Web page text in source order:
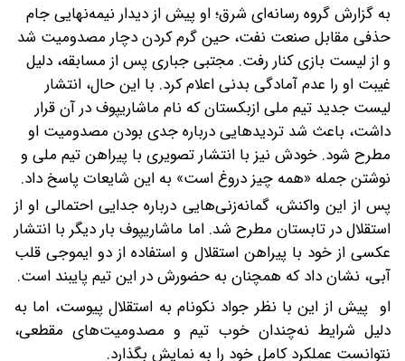
به گزارش گروه رسانه‌ای شرق؛ او پیش از دیدار نیمه‌نهایی جام
حذفی مقابل صنعت نفت، حین گرم کردن دچار مصدومیت شد
و از لیست بازی کنار رفت. مجتبی جباری پس از مسابقه، دلیل
غیبت او را عدم آمادگی بدنی اعلام کرد. با این حال، انتشار
لیست جدید تیم ملی ازبکستان که نام ماشاریپوف در آن قرار
داشت، باعث شد تردیدهایی درباره جدی بودن مصدومیت او
مطرح شود. خودش نیز با انتشار تصویری با پیراهن تیم ملی و
نوشتن جمله «همه چیز دروغ است» به این شایعات پاسخ داد.
پس از این واکنش، گمانه‌زنی‌هایی درباره جدایی احتمالی او از
استقلال در تابستان مطرح شد. اما ماشاریپوف بار دیگر با انتشار
عکسی از خود با پیراهن استقلال و استفاده از دو ایموجی قلب
آبی، نشان داد که همچنان به حضورش در این تیم پایبند است.
او پیش از این با نظر جواد نکونام به استقلال پیوست، اما به
دلیل شرایط نه‌چندان خوب تیم و مصدومیت‌های مقطعی،
نتوانست عملکرد کامل خود را به نمایش بگذارد.